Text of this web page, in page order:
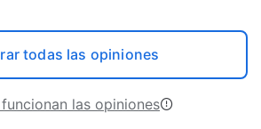
todas las opiniones
las opiniones